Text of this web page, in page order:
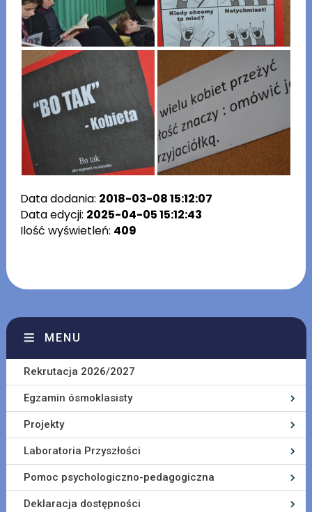
Data dodania: 2018-03-08 15:12:07
Data edycji: 2025-04-05 15:12:43
Ilość wyświetleń: 409
MENU
Rekrutacja 2026/2027
Egzamin ósmoklasisty
Projekty
Laboratoria Przyszłości
Pomoc psychologiczno-pedagogiczna
Deklaracja dostępności